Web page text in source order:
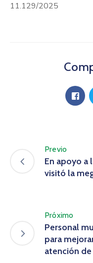
11.129/2025
Previo
En apoyo a
visitó la
Próximo
Personal
para
atención